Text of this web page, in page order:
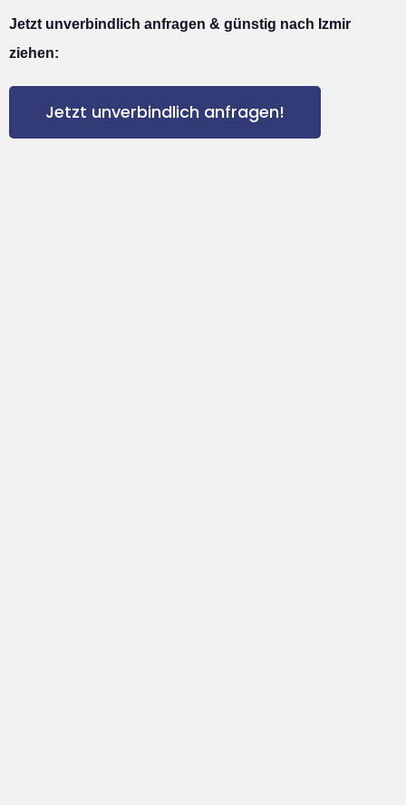
Jetzt unverbindlich anfragen & günstig nach Izmir
ziehen:
Jetzt unverbindlich anfragen!